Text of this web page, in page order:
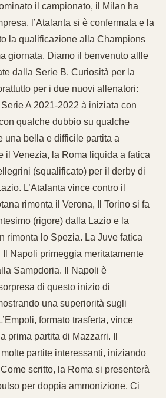
il campionato, il Milan ha
l’Atalanta si è confermata e la
la qualificazione alla Champions
giornata. Diamo il benvenuto allle
dalla Serie B. Curiosità per la
per i due nuovi allenatori:
A 2021-2022 à iniziata con
qualche dubbio su qualche
una bella e difficile partita a
il Venezia, la Roma liquida a fatica
(squalificato) per il derby di
L’Atalanta vince contro il
rimonta il Verona, Il Torino si fa
(rigore) dalla Lazio e la
rimonta lo Spezia. La Juve fatica
Il Napoli primeggia meritatamente
Sampdoria. Il Napoli è
di questo inizio di
una superiorità sugli
formato trasferta, vince
prima partita di Mazzarri. Il
partite interessanti, iniziando
scritto, la Roma si presenterà
per doppia ammonizione. Ci